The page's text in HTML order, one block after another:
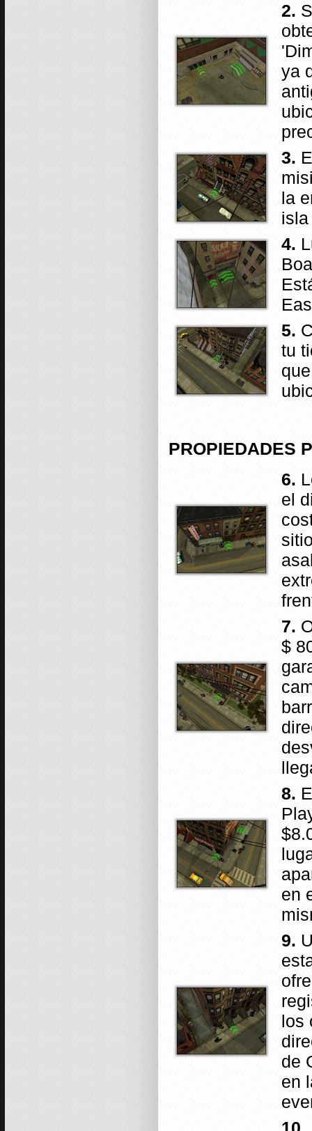
2.
ya
3.
la
4.
5.
tu
PROPIEDADES
6.
el
7.
$
8.
en
9.
los
de
en